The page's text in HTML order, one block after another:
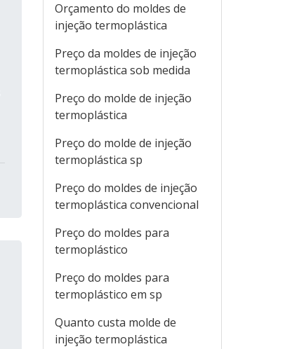
Orçamento do moldes de
injeção termoplástica
Preço da moldes de injeção
termoplástica sob medida
Preço do molde de injeção
termoplástica
Preço do molde de injeção
termoplástica sp
Preço do moldes de injeção
termoplástica convencional
Preço do moldes para
termoplástico
Preço do moldes para
termoplástico em sp
Quanto custa molde de
injeção termoplástica